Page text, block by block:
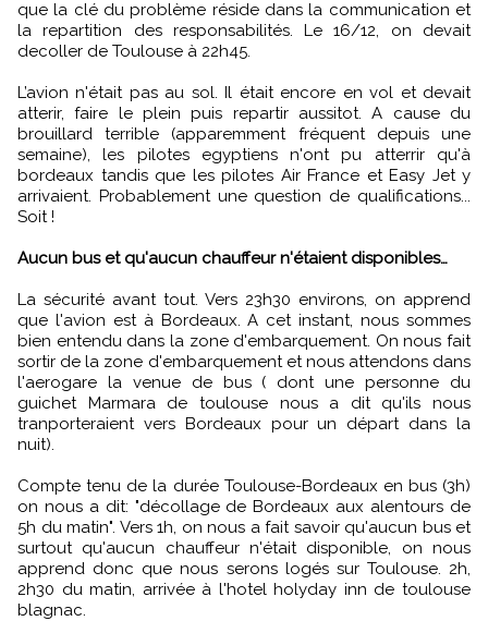
que la clé du problème réside dans la communication et
la repartition des responsabilités. Le 16/12, on devait
decoller de Toulouse à 22h45.
L’avion n'était pas au sol. Il était encore en vol et devait
atterir, faire le plein puis repartir aussitot. A cause du
brouillard terrible (apparemment fréquent depuis une
semaine), les pilotes egyptiens n'ont pu atterrir qu'à
bordeaux tandis que les pilotes Air France et Easy Jet y
arrivaient. Probablement une question de qualifications...
Soit !
Aucun bus et qu'aucun chauffeur n'étaient disponibles…
La sécurité avant tout. Vers 23h30 environs, on apprend
que l'avion est à Bordeaux. A cet instant, nous sommes
bien entendu dans la zone d'embarquement. On nous fait
sortir de la zone d'embarquement et nous attendons dans
l'aerogare la venue de bus ( dont une personne du
guichet Marmara de toulouse nous a dit qu'ils nous
tranporteraient vers Bordeaux pour un départ dans la
nuit).
Compte tenu de la durée Toulouse-Bordeaux en bus (3h)
on nous a dit: "décollage de Bordeaux aux alentours de
5h du matin". Vers 1h, on nous a fait savoir qu'aucun bus et
surtout qu'aucun chauffeur n'était disponible, on nous
apprend donc que nous serons logés sur Toulouse. 2h,
2h30 du matin, arrivée à l'hotel holyday inn de toulouse
blagnac.